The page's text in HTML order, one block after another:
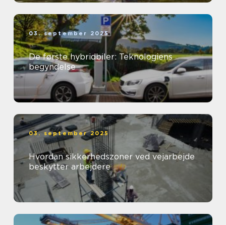
03. september 2025
De første hybridbiler: Teknologiens
begyndelse
03. september 2025
Hvordan sikkerhedszoner ved vejarbejde
beskytter arbejdere